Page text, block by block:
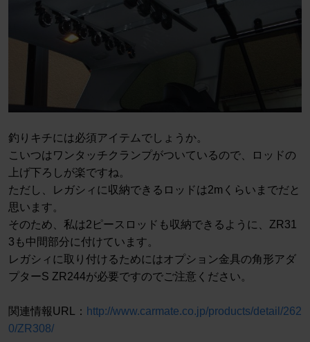
釣りキチには必須アイテムでしょうか。
こいつはワンタッチクランプがついているので、ロッドの
上げ下ろしが楽ですね。
ただし、レガシィに収納できるロッドは2mくらいまでだと
思います。
そのため、私は2ピースロッドも収納できるように、ZR31
3も中間部分に付けています。
レガシィに取り付けるためにはオプション金具の角形アダ
プターS ZR244が必要ですのでご注意ください。
関連情報URL： http://www.carmate.co.jp/products/detail/262
0/ZR308/